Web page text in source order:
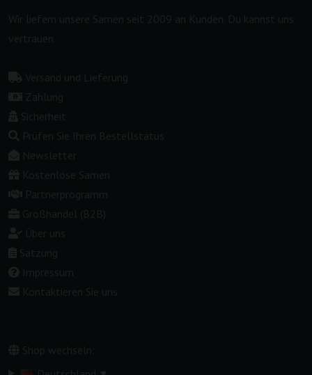
Wir liefern unsere Samen seit 2009 an Kunden. Du kannst uns
vertrauen.
Versand und Lieferung
Zahlung
Sicherheit
Prüfen Sie Ihren Bestellstatus
Newsletter
Kostenlose Samen
Partnerprogramm
Großhandel (B2B)
Über uns
Satzung
Impressum
Kontaktieren Sie uns
Shop wechseln: